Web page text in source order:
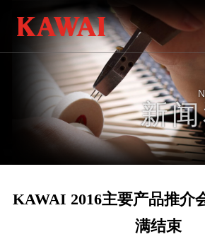
新
KAWAI 2016主要产品推介
满结束